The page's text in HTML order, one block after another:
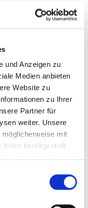
und Anzeigen zu
Medien anbieten
Website zu
zu Ihrer
Partner für
weiter. Unsere
mit
bereitgestellt
sowie US-
US-Data Privacy
diese Tools aktiv sind,
diese Staaten
Wir weisen darauf hin,
Drittstaaten kein mit
garantiert werden
Datenschutzniveau